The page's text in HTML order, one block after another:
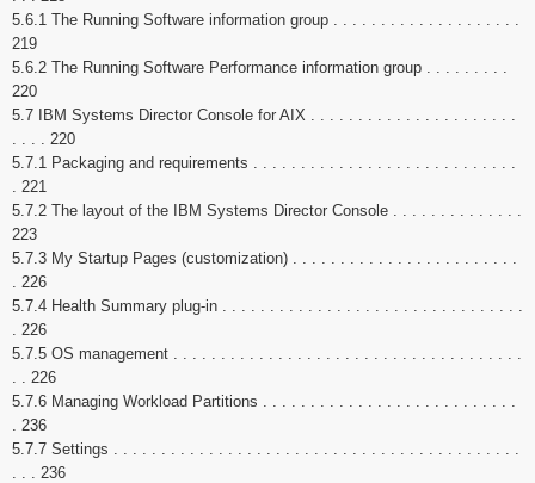
5.6.1 The Running Software information group . . . . . . . . . . . . . . . . . . . .
219
5.6.2 The Running Software Performance information group . . . . . . . . .
220
5.7 IBM Systems Director Console for AIX . . . . . . . . . . . . . . . . . . . . . .
. . . . 220
5.7.1 Packaging and requirements . . . . . . . . . . . . . . . . . . . . . . . . . . . .
. 221
5.7.2 The layout of the IBM Systems Director Console . . . . . . . . . . . . . .
223
5.7.3 My Startup Pages (customization) . . . . . . . . . . . . . . . . . . . . . . . .
. 226
5.7.4 Health Summary plug-in . . . . . . . . . . . . . . . . . . . . . . . . . . . . . . . .
. 226
5.7.5 OS management . . . . . . . . . . . . . . . . . . . . . . . . . . . . . . . . . . . . .
. . 226
5.7.6 Managing Workload Partitions . . . . . . . . . . . . . . . . . . . . . . . . . . .
. 236
5.7.7 Settings . . . . . . . . . . . . . . . . . . . . . . . . . . . . . . . . . . . . . . . . . . .
. . . 236